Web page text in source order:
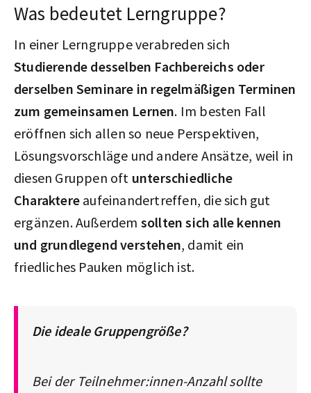
Was bedeutet Lerngruppe?
In einer Lerngruppe verabreden sich
Studierende desselben Fachbereichs oder
derselben Seminare in regelmäßigen Terminen
zum gemeinsamen Lernen. Im besten Fall
eröffnen sich allen so neue Perspektiven,
Lösungsvorschläge und andere Ansätze, weil in
diesen Gruppen oft unterschiedliche
Charaktere aufeinandertreffen, die sich gut
ergänzen. Außerdem sollten sich alle kennen
und grundlegend verstehen, damit ein
friedliches Pauken möglich ist.
Die ideale Gruppengröße?
Bei der Teilnehmer:innen-Anzahl sollte